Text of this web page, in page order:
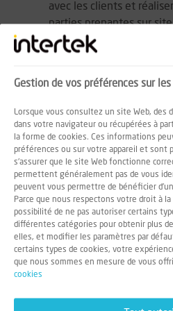
Gestion de vos préférences sur les
Lorsque vous consultez un site Web, des
dans votre navigateur ou récupérées à
la forme de cookies. Ces informations
préférences ou sur votre appareil et sont
s'assurer que le site Web fonctionne
permettent généralement pas de vous
peuvent vous permettre de bénéficier
Parce que nous respectons votre droit à
possibilité de ne pas autoriser certains
différentes catégories pour obtenir plus
elles, et modifier les paramètres par
certains types de cookies, votre
que nous sommes en mesure de vous
cookies
avec les clients et
parties prenantes sur
Collecter, analyser et
d'audit, puis rédiger les
Réaliser la revue
par d'autres auditeurs
et plans d'actions
aux clients.
Participer à des audits
lorsque nécessaire.
Contribuer à la
auditeurs (analyse des
aux entretiens).
Apporter un support
internes et participer au
formation et dans des